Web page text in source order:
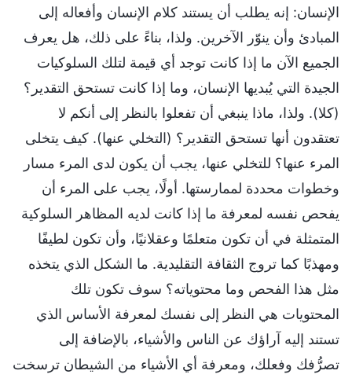
الإنسان: إنه يطلب أن يستند كلام الإنسان وأفعاله إلى
المبادئ وأن ينوّر الآخرين. ولذا، بناءً على ذلك، هل يعرف
الجميع الآن ما إذا كانت توجد أي قيمة لتلك السلوكيات
الجيدة التي يُبديها الإنسان، وما إذا كانت تستحق التقدير؟
(كلا). ولذا، ماذا ينبغي أن تفعلوا بالنظر إلى أنكم لا
تعتقدون أنها تستحق التقدير؟ (التخلي عنها). كيف يتخلى
المرء عنها؟ للتخلي عنها، يجب أن يكون لدى المرء مسار
وخطوات محددة لممارستها. أولًا، يجب على المرء أن
يفحص نفسه لمعرفة ما إذا كانت لديه المظاهر السلوكية
المتمثلة في أن تكون متعلمًا وعقلانيًا، وأن تكون لطيفًا
ومهذبًا كما تروج الثقافة التقليدية. ما الشكل الذي يتخذه
مثل هذا الفحص وما محتوياته؟ سوف تكون تلك
المحتويات هي النظر إلى نفسك لمعرفة الأساس الذي
تستند إليه آراؤك عن الناس والأشياء، بالإضافة إلى
تصرُّفك وفعلك، ومعرفة أي الأشياء من الشيطان ترسخت